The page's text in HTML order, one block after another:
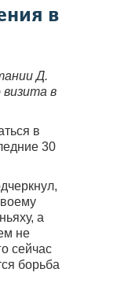
в
Д.
визита в
в
30
а
не
сейчас
борьба